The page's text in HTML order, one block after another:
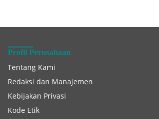
Profil Perusahaan
Tentang Kami
Redaksi dan Manajemen
Kebijakan Privasi
Kode Etik